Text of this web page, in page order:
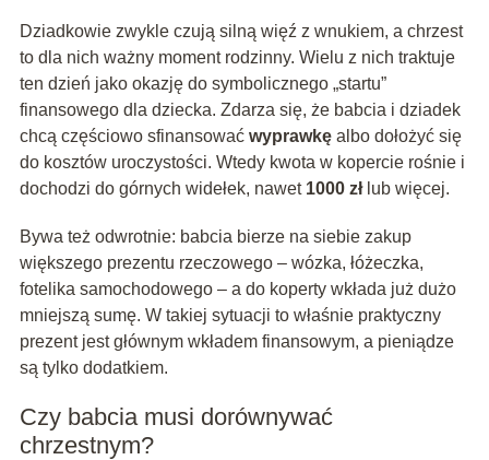
Dziadkowie zwykle czują silną więź z wnukiem, a chrzest
to dla nich ważny moment rodzinny. Wielu z nich traktuje
ten dzień jako okazję do symbolicznego „startu”
finansowego dla dziecka. Zdarza się, że babcia i dziadek
chcą częściowo sfinansować wyprawkęalbo dołożyć się
do kosztów uroczystości. Wtedy kwota w kopercie rośnie i
dochodzi do górnych widełek, nawet 1000 złlub więcej.
Bywa też odwrotnie: babcia bierze na siebie zakup
większego prezentu rzeczowego – wózka, łóżeczka,
fotelika samochodowego – a do koperty wkłada już dużo
mniejszą sumę. W takiej sytuacji to właśnie praktyczny
prezent jest głównym wkładem finansowym, a pieniądze
są tylko dodatkiem.
Czy babcia musi dorównywać
chrzestnym?